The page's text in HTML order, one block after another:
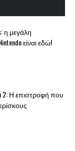
η μεγάλη
είναι εδώ!
2: Η επιστροφή που